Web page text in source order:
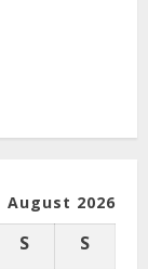
August 2026
S S